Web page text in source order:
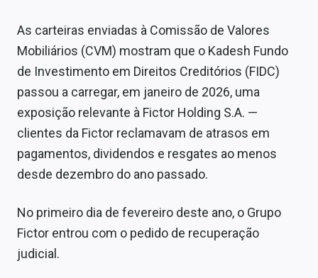
As carteiras enviadas à Comissão de Valores
Mobiliários (CVM) mostram que o Kadesh Fundo
de Investimento em Direitos Creditórios (FIDC)
passou a carregar, em janeiro de 2026, uma
exposição relevante à Fictor Holding S.A. —
clientes da Fictor reclamavam de atrasos em
pagamentos, dividendos e resgates ao menos
desde dezembro do ano passado.
No primeiro dia de fevereiro deste ano, o Grupo
Fictor entrou com o pedido de recuperação
judicial.